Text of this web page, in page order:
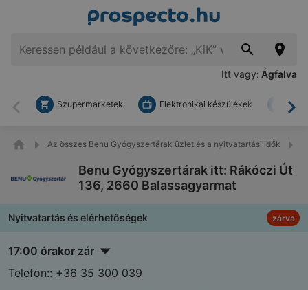
Itt vagy: Ágfalva
Vissza
Szupermarketek Elektronikai készülékek
Az összes Benu Gyógyszertárak üzlet és a nyitvatartási idők
Benu Gyógyszertárak itt: Rákóczi Út
136, 2660 Balassagyarmat
Nyitvatartás és elérhetőségek zárva
17:00 órakor zár
Telefon:: +36 35 300 039